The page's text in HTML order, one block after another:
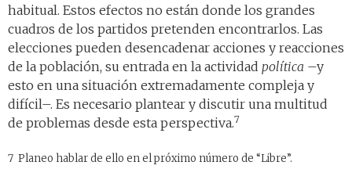
habitual. Estos efectos no están donde los grandes
cuadros de los partidos pretenden encontrarlos. Las
elecciones pueden desencadenar acciones y reacciones
de la población, su entrada en la actividad política –y
esto en una situación extremadamente compleja y
difícil–. Es necesario plantear y discutir una multitud
de problemas desde esta perspectiva.7
7 Planeo hablar de ello en el próximo número de “Libre”.